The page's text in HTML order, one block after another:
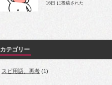
16日 に投稿された
カテゴリー
スピ用語、再考 (1)